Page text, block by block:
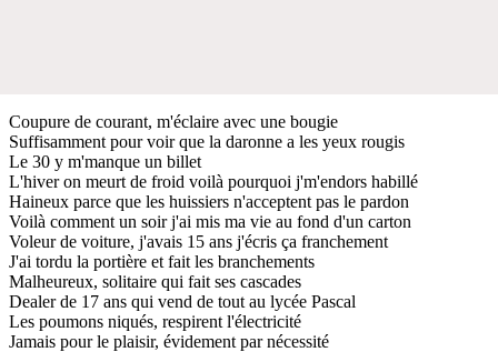
Coupure de courant, m'éclaire avec une bougie
Suffisamment pour voir que la daronne a les yeux rougis
Le 30 y m'manque un billet
L'hiver on meurt de froid voilà pourquoi j'm'endors habillé
Haineux parce que les huissiers n'acceptent pas le pardon
Voilà comment un soir j'ai mis ma vie au fond d'un carton
Voleur de voiture, j'avais 15 ans j'écris ça franchement
J'ai tordu la portière et fait les branchements
Malheureux, solitaire qui fait ses cascades
Dealer de 17 ans qui vend de tout au lycée Pascal
Les poumons niqués, respirent l'électricité
Jamais pour le plaisir, évidement par nécessité